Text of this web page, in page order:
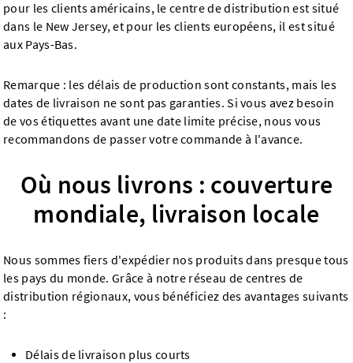
pour les clients américains, le centre de distribution est situé
dans le New Jersey, et pour les clients européens, il est situé
aux Pays-Bas.
Remarque : les délais de production sont constants, mais les
dates de livraison ne sont pas garanties. Si vous avez besoin
de vos étiquettes avant une date limite précise, nous vous
recommandons de passer votre commande à l'avance.
Où nous livrons : couverture
mondiale, livraison locale
Nous sommes fiers d'expédier nos produits dans presque tous
les pays du monde. Grâce à notre réseau de centres de
distribution régionaux, vous bénéficiez des avantages suivants
:
Délais de livraison plus courts